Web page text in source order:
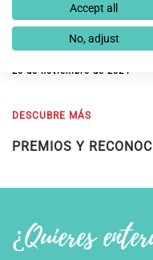
Fundación Integra
Premios Solidarios
20 de noviembre de 2024
DESCUBRE MÁS
PREMIOS Y
¿Quieres
Accept all
No, adjust